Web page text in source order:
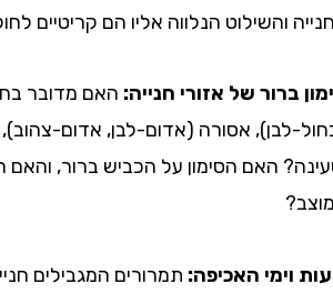
והשילוט הנלווה אליו הם קריטיים
של אזורי חנייה:האם מדובר
אסורה (אדום-לבן, אדום-צהוב), או
האם הסימון על הכביש ברור, והאם
האכיפה:תמרורים המגבילים חנייה